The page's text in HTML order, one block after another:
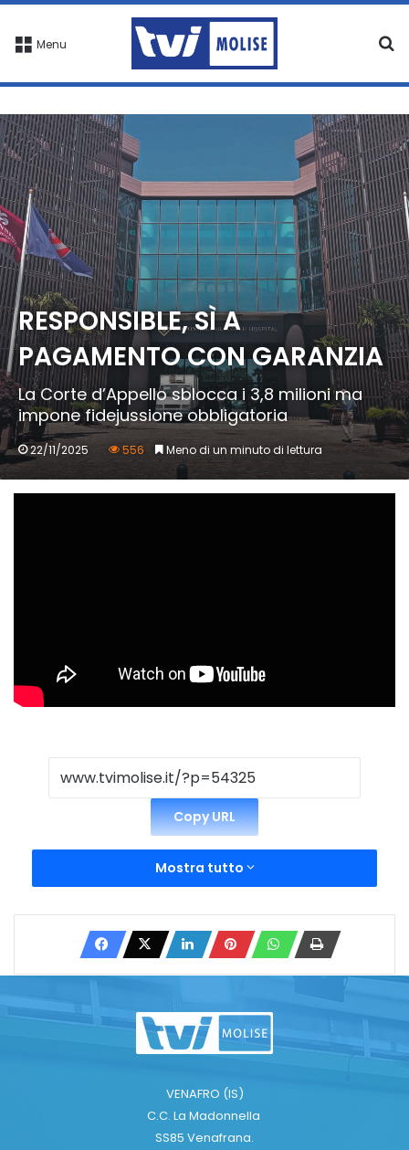
Menu
RESPONSIBLE, SÌ A
PAGAMENTO CON GARANZIA
La Corte d’Appello sblocca i 3,8 milioni ma
impone fidejussione obbligatoria
22/11/2025 556 Meno di un minuto di lettura
Copy URL
Mostra tutto
VENAFRO (IS)
C.C. La Madonnella
SS85 Venafrana.